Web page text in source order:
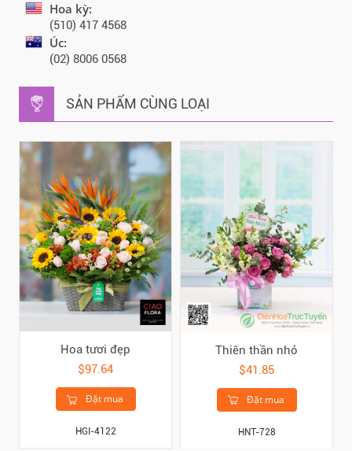
Hoa kỳ:
(510) 417 4568
Úc:
(02) 8006 0568
SẢN PHẨM CÙNG LOẠI
Hoa tươi đẹp
$97.64
Đặt mua
HGI-4122
Thiên thần nhỏ
$41.85
Đặt mua
HNT-728